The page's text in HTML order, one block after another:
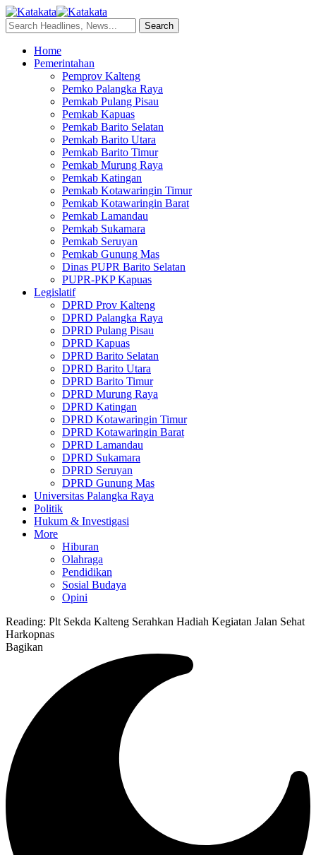
Home
Pemerintahan
Pemprov Kalteng
Pemko Palangka Raya
Pemkab Pulang Pisau
Pemkab Kapuas
Pemkab Barito Selatan
Pemkab Barito Utara
Pemkab Barito Timur
Pemkab Murung Raya
Pemkab Katingan
Pemkab Kotawaringin Timur
Pemkab Kotawaringin Barat
Pemkab Lamandau
Pemkab Sukamara
Pemkab Seruyan
Pemkab Gunung Mas
Dinas PUPR Barito Selatan
PUPR-PKP Kapuas
Legislatif
DPRD Prov Kalteng
DPRD Palangka Raya
DPRD Pulang Pisau
DPRD Kapuas
DPRD Barito Selatan
DPRD Barito Utara
DPRD Barito Timur
DPRD Murung Raya
DPRD Katingan
DPRD Kotawaringin Timur
DPRD Kotawaringin Barat
DPRD Lamandau
DPRD Sukamara
DPRD Seruyan
DPRD Gunung Mas
Universitas Palangka Raya
Politik
Hukum & Investigasi
More
Hiburan
Olahraga
Pendidikan
Sosial Budaya
Opini
Reading: Plt Sekda Kalteng Serahkan Hadiah Kegiatan Jalan Sehat
Harkopnas
Bagikan